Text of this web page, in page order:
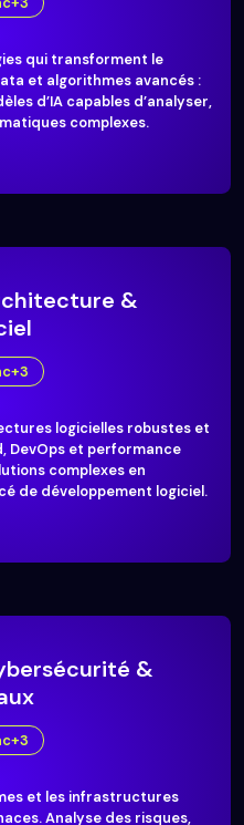
qui transforment le
et algorithmes avancés :
d’IA capables d’analyser,
complexes.
&
logicielles robustes et
DevOps et performance
complexes en
de développement logiciel.
&
et les infrastructures
Analyse des risques,